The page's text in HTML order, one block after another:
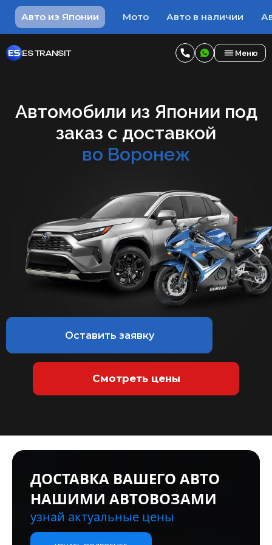
Авто из Японии Мото Авто в наличии
ES TRANSIT Меню
Автомобили из Японии под
заказ с доставкой
во Воронеж
Оставить заявку
Смотреть цены
ДОСТАВКА ВАШЕГО АВТО
НАШИМИ АВТОВОЗАМИ
узнай актуальные цены
ДВИГАТЕЛИ ПОД ЗАКАЗ
БОЛЬШОЙ ВЫБОР
новые и б/у